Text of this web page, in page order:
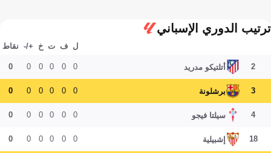
ترتيب الدوري الإسباني
ل ف ت خ +/- نقاط
2 أتلتيكو مدريد 0
0
0
0
0
0
3 برشلونة 0
0
0
0
0
0
4 سيلتا فيجو 0
0
0
0
0
0
18 إشبيلية 0
0
0
0
0
0